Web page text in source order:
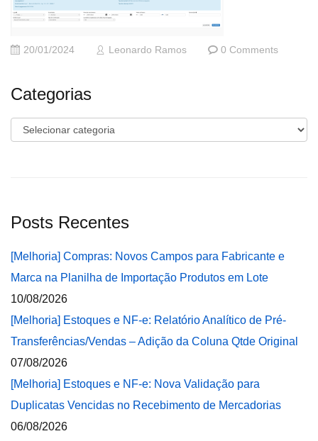
20/01/2024 Leonardo Ramos 0 Comments
Categorias
Categorias
Posts Recentes
[Melhoria] Compras: Novos Campos para Fabricante e
Marca na Planilha de Importação Produtos em Lote
10/08/2026
[Melhoria] Estoques e NF-e: Relatório Analítico de Pré-
Transferências/Vendas – Adição da Coluna Qtde Original
07/08/2026
[Melhoria] Estoques e NF-e: Nova Validação para
Duplicatas Vencidas no Recebimento de Mercadorias
06/08/2026